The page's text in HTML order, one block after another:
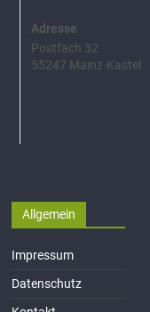
Adresse
Postfach 32
55247 Mainz-Kastel
Allgemein
Impressum
Datenschutz